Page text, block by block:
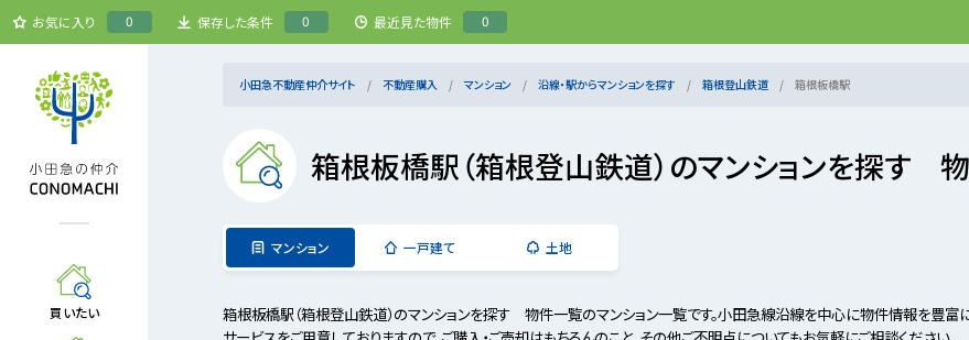
お気に入り 0 保存した条件 0 最近見た物件 0
買いたい
小田急不動産仲介サイト 不動産購入 マンション 沿線・駅からマンションを探す 箱根登山鉄道 箱根板橋駅
箱根板橋駅（箱根登山鉄道）のマンションを探す
マンション 一戸建て 土地
箱根板橋駅（箱根登山鉄道）のマンションを探す 物件一覧のマンション一覧です。小田急線沿線を中心に物件情報を豊富